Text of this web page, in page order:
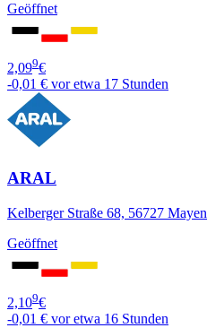
Geöffnet
2,099€
-0,01 € vor etwa 17 Stunden
ARAL
Kelberger Straße 68, 56727 Mayen
Geöffnet
2,109€
-0,01 € vor etwa 16 Stunden